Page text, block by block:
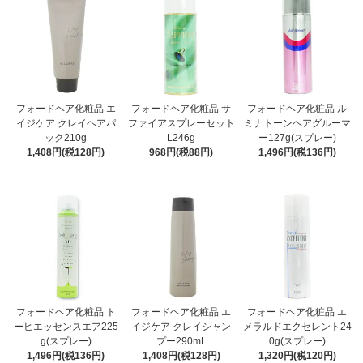
フォードヘア化粧品 エ
イジケア クレイヘアパ
ック210g
1,408円(税128円)
フォードヘア化粧品 サ
ファイアスプレーセット
L246g
968円(税88円)
フォードヘア化粧品 ル
ミナトーンヘアグルーマ
ー127g(スプレー)
1,496円(税136円)
フォードヘア化粧品 ト
ーヒエッセンスエア225
g(スプレー)
1,496円(税136円)
フォードヘア化粧品 エ
イジケア クレイシャン
プー290mL
1,408円(税128円)
フォードヘア化粧品 エ
メラルドエクセレント24
0g(スプレー)
1,320円(税120円)